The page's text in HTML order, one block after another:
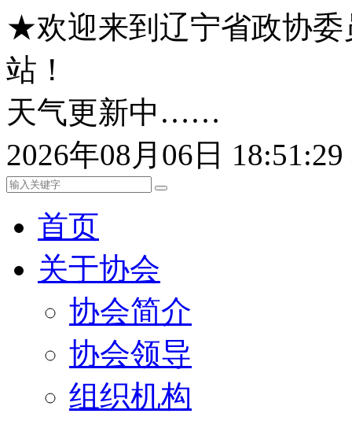
★欢迎来到辽宁省政协委
站！
天气更新中……
2026年08月06日
首页
关于协会
协会简介
协会领导
组织机构